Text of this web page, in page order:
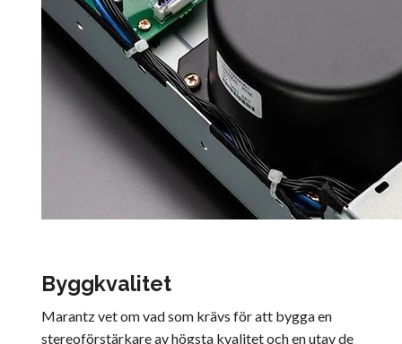
Byggkvalitet
Marantz vet om vad som krävs för att bygga en
stereoförstärkare av högsta kvalitet och en utav de